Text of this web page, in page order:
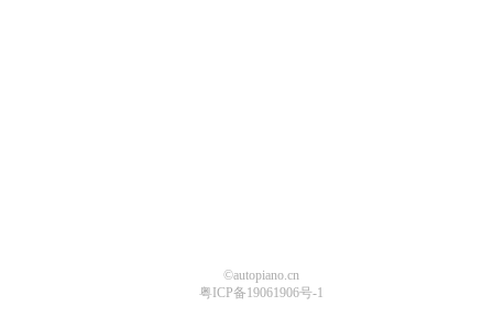
©autopiano.cn
粤ICP备19061906号-1